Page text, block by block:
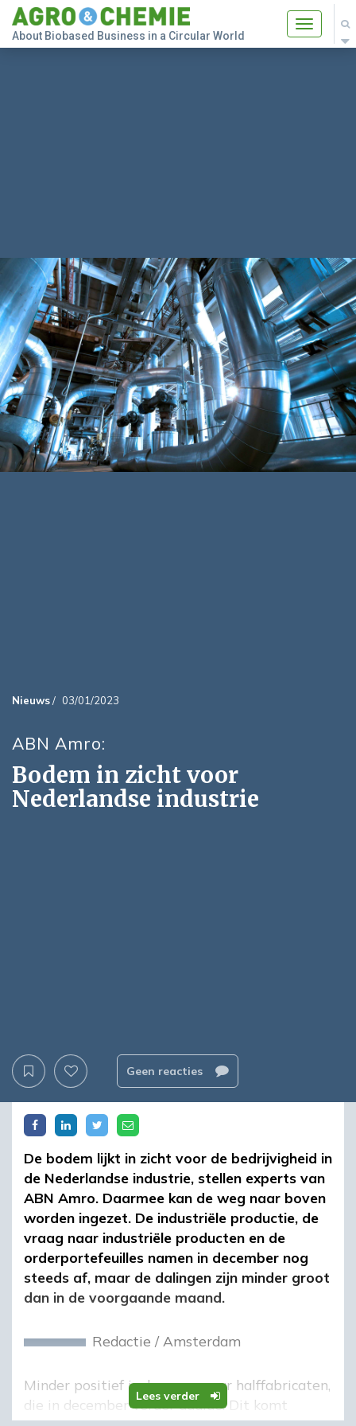
Toggle
About Biobased Business in a Circular World
Nieuws/ 03/01/2023
ABN Amro:
Bodem in zicht voor
Nederlandse industrie
Geen reacties
Lees verder
De bodem lijkt in zicht voor de bedrijvigheid in
de Nederlandse industrie, stellen experts van
ABN Amro. Daarmee kan de weg naar boven
worden ingezet. De industriële productie, de
vraag naar industriële producten en de
orderportefeuilles namen in december nog
steeds af, maar de dalingen zijn minder groot
dan in de voorgaande maand.
Redactie / Amsterdam
Minder positief is de vraag naar halffabricaten,
die in december verder daalde. Dit komt